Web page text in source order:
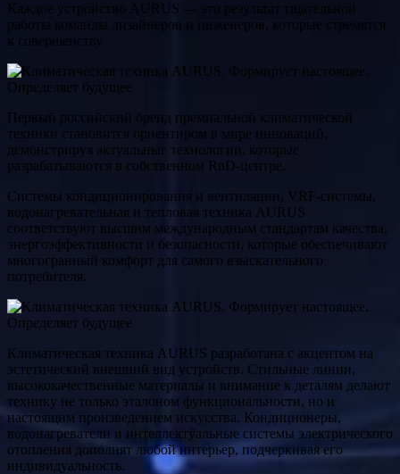
Каждое устройство AURUS — это результат тщательной
работы команды дизайнеров и инженеров, которые стремятся
к совершенству.
Первый российский бренд премиальной климатической
техники становится ориентиром в мире инноваций,
демонстрируя актуальные технологии, которые
разрабатываются в собственном RnD-центре.
Системы кондиционирования и вентиляции, VRF-системы,
водонагревательная и тепловая техника AURUS
соответствуют высшим международным стандартам качества,
энергоэффективности и безопасности, которые обеспечивают
многогранный комфорт для самого взыскательного
потребителя.
Климатическая техника AURUS разработана с акцентом на
эстетический внешний вид устройств. Стильные линии,
высококачественные материалы и внимание к деталям делают
технику не только эталоном функциональности, но и
настоящим произведением искусства. Кондиционеры,
водонагреватели и интеллектуальные системы электрического
отопления дополнят любой интерьер, подчеркивая его
индивидуальность.